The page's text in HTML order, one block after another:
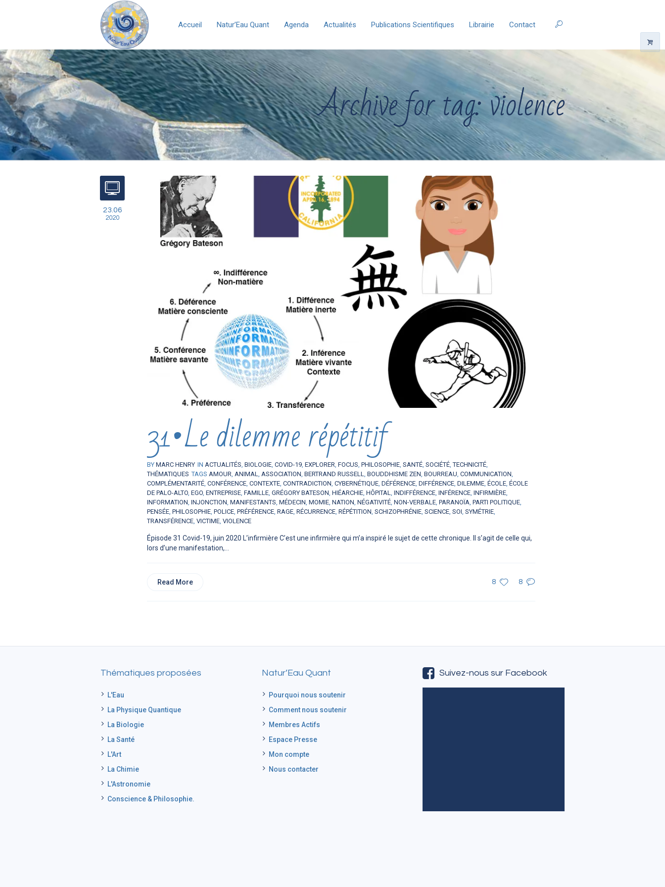
Accueil Natur’Eau Quant Agenda Actualités Publications Scientifiques Librairie Contact
Archive for tag: violence
23.06
2020
31•Le dilemme répétitif
BY MARC HENRY IN ACTUALITÉS, BIOLOGIE, COVID-19, EXPLORER, FOCUS, PHILOSOPHIE, SANTÉ, SOCIÉTÉ,TECHNICITÉ,
THÉMATIQUES TAGS AMOUR, ANIMAL, ASSOCIATION, BERTRAND RUSSELL, BOUDDHISME ZEN, BOURREAU, COMMUNICATION,
COMPLÉMENTARITÉ, CONFÉRENCE, CONTEXTE, CONTRADICTION, CYBERNÉTIQUE, DÉFÉRENCE, DIFFÉRENCE, DILEMME, ÉCOLE, ÉCOLE
DE PALO-ALTO, EGO, ENTREPRISE, FAMILLE, GRÉGORY BATESON, HIÉARCHIE, HÔPITAL, INDIFFÉRENCE, INFÉRENCE, INFIRMIÈRE,
INFORMATION, INJONCTION, MANIFESTANTS, MÉDECIN, MOMIE, NATION, NÉGATIVITÉ, NON-VERBALE, PARANOÏA, PARTI POLITIQUE,
PENSÉE, PHILOSOPHIE, POLICE, PRÉFÉRENCE, RAGE, RÉCURRENCE, RÉPÉTITION, SCHIZOPHRÉNIE, SCIENCE, SOI, SYMÉTRIE,
TRANSFÉRENCE, VICTIME, VIOLENCE
Épisode 31 Covid-19, juin 2020 L’infirmière C’est une infirmière qui m’a inspiré le sujet de cette chronique. Il s’agit de celle qui,
lors d’une manifestation,...
8 8
Read More
Thématiques proposées
L'Eau
La Physique Quantique
La Biologie
La Santé
L'Art
La Chimie
L'Astronomie
Conscience & Philosophie.
Natur’Eau Quant
Pourquoi nous soutenir
Comment nous soutenir
Membres Actifs
Espace Presse
Mon compte
Nous contacter
Suivez-nous sur Facebook